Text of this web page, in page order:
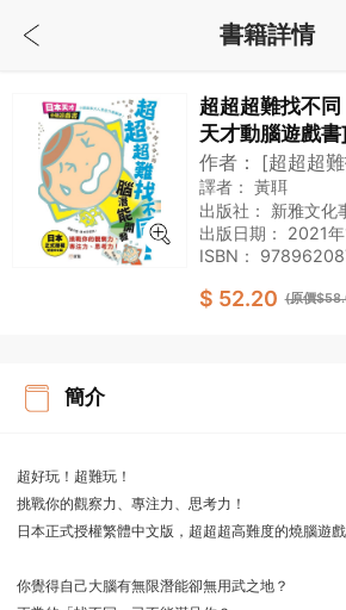
超超超難找不
天才動腦遊戲書]
作者：
[超超超
發]製作委員會
譯者： 黃聑
出版社： 新雅文化
出版日期： 2021
ISBN：
$ 52.20 (原價
簡介
超好玩！超難玩！
挑戰你的觀察力、專注力、思考力！
日本正式授權繁體中文版，超超超高難度的燒腦遊戲
你覺得自己大腦有無限潛能卻無用武之地？
書籍詳情